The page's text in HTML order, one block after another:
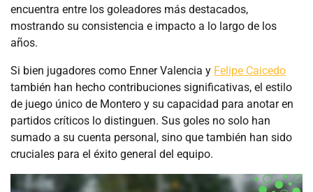
encuentra entre los goleadores más destacados,
mostrando su consistencia e impacto a lo largo de los
años.
Si bien jugadores como Enner Valencia y Felipe Caicedo
también han hecho contribuciones significativas, el estilo
de juego único de Montero y su capacidad para anotar en
partidos críticos lo distinguen. Sus goles no solo han
sumado a su cuenta personal, sino que también han sido
cruciales para el éxito general del equipo.